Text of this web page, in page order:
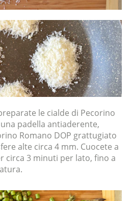
le cialde di Pecorino
padella antiaderente,
Romano DOP grattugiato
alte circa 4 mm. Cuocete a
circa 3 minuti per lato, fino a